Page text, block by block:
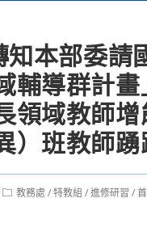
本部委請
輔導群計
領域教師
）班教師
Post教務處 /特教組 /進修研習 /